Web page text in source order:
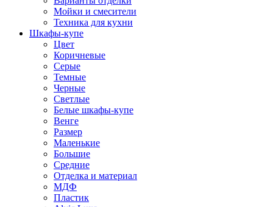
Мойки и смесители
Техника для кухни
Шкафы-купе
Цвет
Коричневые
Серые
Темные
Черные
Светлые
Белые шкафы-купе
Венге
Размер
Маленькие
Большие
Средние
Отделка и материал
МДФ
Пластик